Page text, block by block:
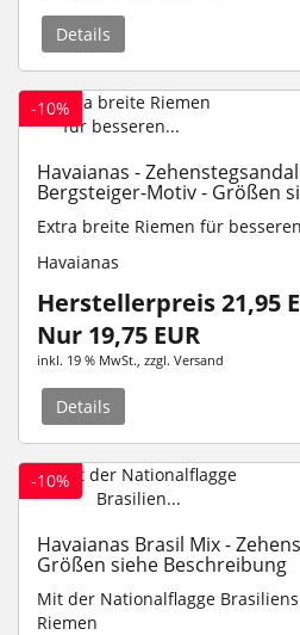
Details
-10%
Havaianas -
Bergsteiger-Motiv - Größen
Extra breite Riemen für
Havaianas
Herstellerpreis 21,95
Nur 19,75 EUR
inkl. 19 % MwSt. , zzgl. Versand
Details
-10%
Havaianas Brasil Mix -
Größen siehe Beschreibung
Mit der Nationalflagge
Riemen